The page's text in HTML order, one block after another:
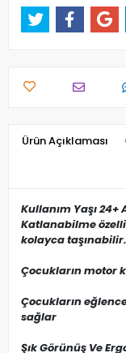
Ürün Açıklaması
Kullanım Yaşı 24+
Katlanabilme
kolayca taşınabilir.
Çocukların motor
Çocukların
sağlar
Şık Görünüş Ve